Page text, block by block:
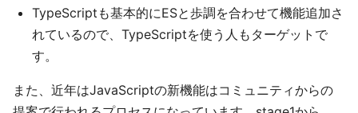
TypeScriptも基本的にESと歩調を合わせて機能追加さ
れているので、TypeScriptを使う人もターゲットで
す。
また、近年はJavaScriptの新機能はコミュニティからの